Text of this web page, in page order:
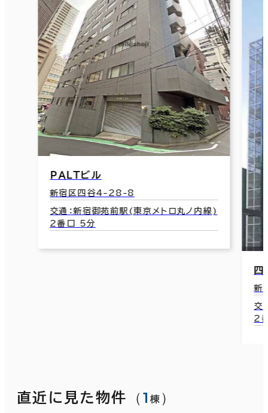
ＰＡＬＴビル
新宿区四谷4-28-8
交通：新宿御苑前駅(東京メトロ丸ノ内線)
2番口 5分
四
新
交
2
直近に見た物件 （1 棟 ）